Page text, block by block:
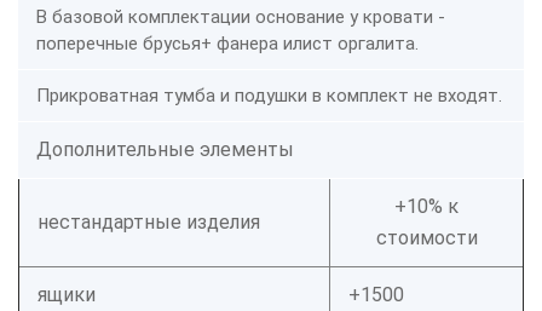
В базовой комплектации основание у кровати -
поперечные брусья+ фанера илист оргалита.
Прикроватная тумба и подушки в комплект не входят.
Дополнительные элементы
нестандартные изделия
+10% к
стоимости
ящики +1500